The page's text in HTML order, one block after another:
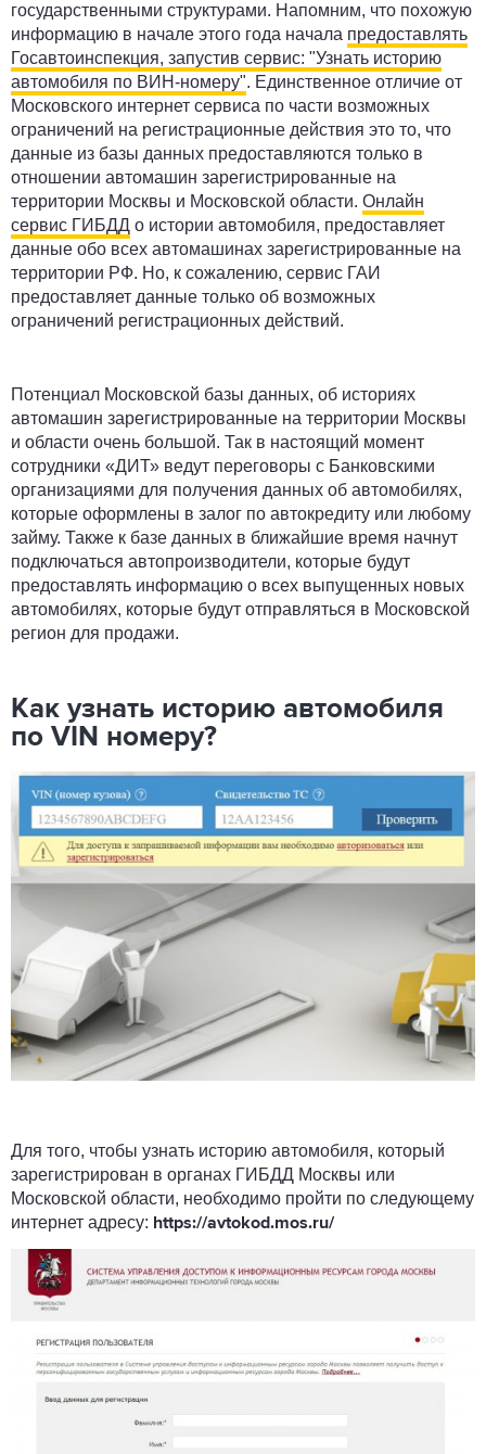
государственными структурами. Напомним, что похожую
информацию в начале этого года начала предоставлять
Госавтоинспекция, запустив сервис: "Узнать историю
автомобиля по ВИН-номеру". Единственное отличие от
Московского интернет сервиса по части возможных
ограничений на регистрационные действия это то, что
данные из базы данных предоставляются только в
отношении автомашин зарегистрированные на
территории Москвы и Московской области. Онлайн
сервис ГИБДД о истории автомобиля, предоставляет
данные обо всех автомашинах зарегистрированные на
территории РФ. Но, к сожалению, сервис ГАИ
предоставляет данные только об возможных
ограничений регистрационных действий.
Потенциал Московской базы данных, об историях
автомашин зарегистрированные на территории Москвы
и области очень большой. Так в настоящий момент
сотрудники «ДИТ» ведут переговоры с Банковскими
организациями для получения данных об автомобилях,
которые оформлены в залог по автокредиту или любому
займу. Также к базе данных в ближайшие время начнут
подключаться автопроизводители, которые будут
предоставлять информацию о всех выпущенных новых
автомобилях, которые будут отправляться в Московской
регион для продажи.
Как узнать историю автомобиля
по VIN номеру?
Для того, чтобы узнать историю автомобиля, который
зарегистрирован в органах ГИБДД Москвы или
Московской области, необходимо пройти по следующему
интернет адресу: https://avtokod.mos.ru/